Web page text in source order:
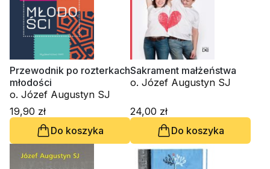
Przewodnik po rozterkach
młodości
o. Józef Augustyn SJ
19,90 zł
Do koszyka
Sakrament małżeństwa
o. Józef Augustyn SJ
24,00 zł
Do koszyka